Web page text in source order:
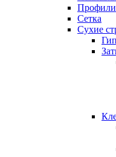
Сетка
Сухие